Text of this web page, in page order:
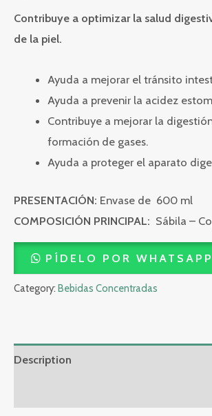
Contribuye a optimizar la salud
de la piel.
Ayuda a mejorar el tránsito
Ayuda a prevenir la acidez
Contribuye a mejorar la
formación de gases.
Ayuda a proteger el aparato
PRESENTACIÓN: Envase de 600 ml
COMPOSICIÓN PRINCIPAL: Sábila –
PÍDELO POR WHATSAPP
Category: Bebidas Concentradas
Description